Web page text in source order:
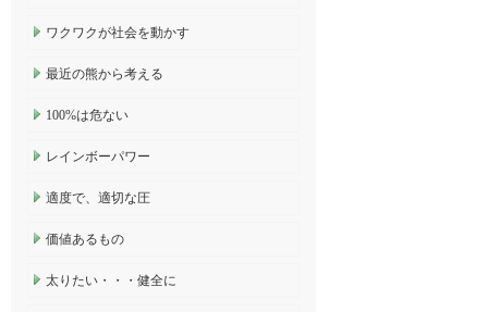
ワクワクが社会を動かす
最近の熊から考える
100%は危ない
レインボーパワー
適度で、適切な圧
価値あるもの
太りたい・・・健全に